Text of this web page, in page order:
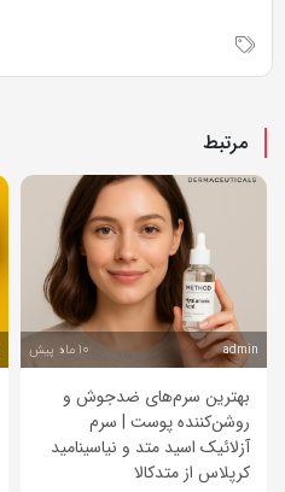
مرتبط
admin 10 ماه پیش
بهترین سرم‌های ضدجوش و
روشن‌کننده پوست | سرم
آزلائیک اسید متد و نیاسینامید
کرپلاس از متدکالا